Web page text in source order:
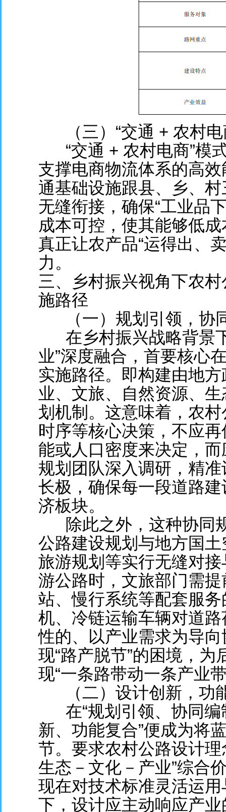
（三）“交通 + 农村电
“交通 + 农村电商”模
支撑电商物流体系的高
通基础设施跟县、乡、
无缝衔接，确保“工业品
成本可控，使其能够低
真正让农产品“运得出、
力。
三、乡村振兴视角下农
施路径
（一）规划引领，协
在乡村振兴战略背景
业”深度融合，首要核心
实施路径。即构建由地
业、文旅、自然资源、
划机制。这意味着，农
时序等核心决策，不应
能或人口密度来决定，
规划团队深入调研，精
长极，确保每一段道路
济板块。
除此之外，这种协同规
公路建设规划与地方国
旅游规划等实行无缝对
游公路时，文旅部门需
站、慢行系统等配套服
机、冷链运输车辆对道
性的、以产业需求为导
现“路产脱节”的困境，
现“一条路带动一条产业
（二）设计创新，功
在“规划引领、协同
新、功能复合”便成为将
节。要求农村公路设计
生态－文化－产业”综合
现在对技术标准灵活运
下，设计应主动响应产